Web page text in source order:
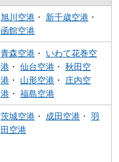
旭川空港 ・ 新千歳空港 ・
函館空港
青森空港 ・ いわて花巻空
港 ・ 仙台空港 ・ 秋田空
港 ・ 山形空港 ・ 庄内空
港 ・ 福島空港
茨城空港 ・ 成田空港 ・ 羽
田空港